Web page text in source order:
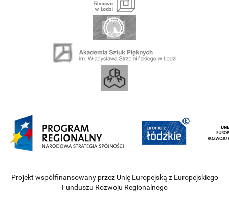
Projekt współfinansowany przez Unię Europejską z Europejskiego
Funduszu Rozwoju Regionalnego